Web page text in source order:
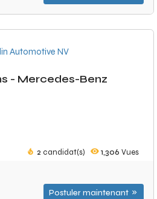
- Mercedes-Benz
2 candidat(s) 1,306 Vues
Postuler maintenant